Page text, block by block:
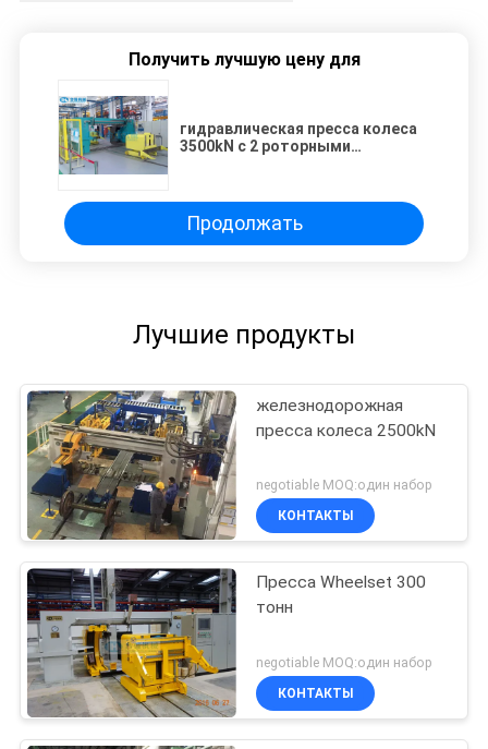
Получить лучшую цену для
гидравлическая пресса колеса
3500kN с 2 роторными
Продолжать
Лучшие продукты
железнодорожная
пресса колеса 2500kN
negotiable MOQ:один набор
КОНТАКТЫ
Пресса Wheelset 300
тонн
negotiable MOQ:один набор
КОНТАКТЫ